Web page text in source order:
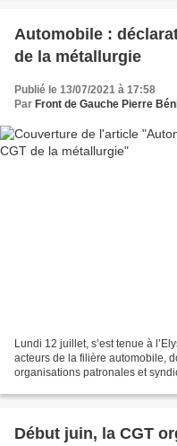
Automobile :
de la métallurgie
Publié le 13/07/2021 à 17:58
Par Front de Gauche Pierre
Lundi 12 juillet, s’est tenue à
acteurs de la filière automobile,
organisations patronales et
Début juin, la CGT